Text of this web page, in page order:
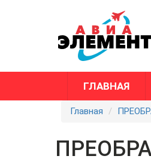
ГЛАВНАЯ
Главная